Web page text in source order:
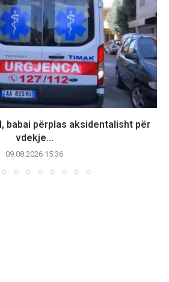
babai përplas aksidentalisht për
vdekje...
09.08.2026 15:36